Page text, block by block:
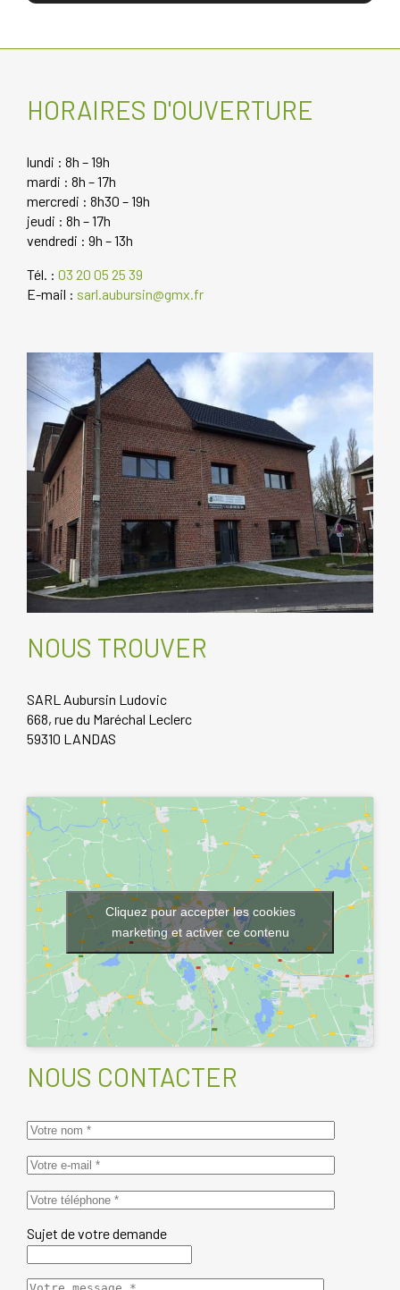
HORAIRES D'OUVERTURE
lundi : 8h – 19h
mardi : 8h – 17h
mercredi : 8h30 – 19h
jeudi : 8h – 17h
vendredi : 9h – 13h
Tél. : 03 20 05 25 39
E-mail : sarl.aubursin@gmx.fr
NOUS TROUVER
SARL Aubursin Ludovic
668, rue du Maréchal Leclerc
59310 LANDAS
Cliquez pour accepter les cookies
marketing et activer ce contenu
NOUS CONTACTER
Sujet de votre demande